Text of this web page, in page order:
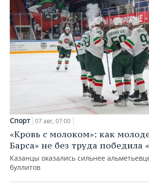
Спорт 07 авг, 07:00
«Кровь с молоком»: как
Барса» не без труда победила
Казанцы оказались сильнее
буллитов